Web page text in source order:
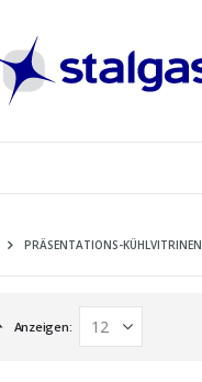
PRÄSENTATIONS-KÜHLVITRINEN
In
absteigender
Anzeigen